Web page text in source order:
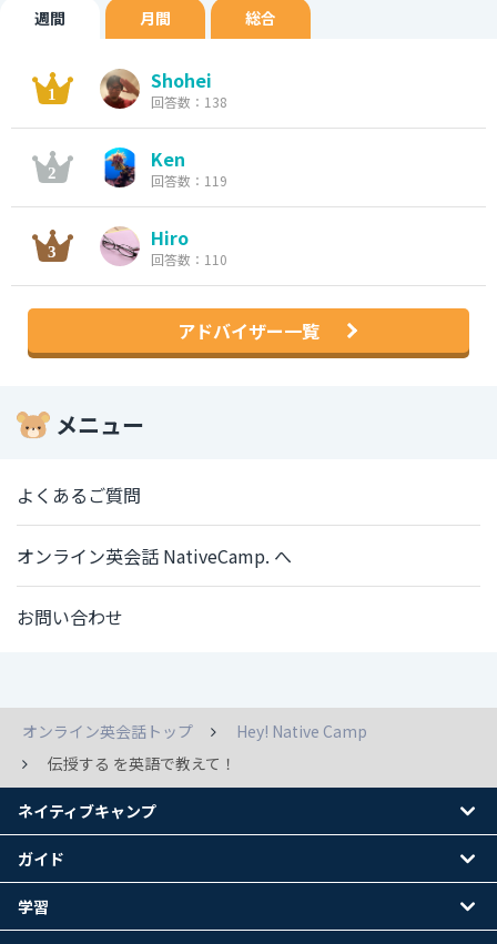
週間 月間 総合
Shohei
回答数：138
Ken
回答数：119
Hiro
回答数：110
アドバイザー一覧
メニュー
よくあるご質問
オンライン英会話 NativeCamp. へ
お問い合わせ
オンライン英会話トップ
Hey! Native Camp
伝授する を英語で教えて！
ネイティブキャンプ
ガイド
学習